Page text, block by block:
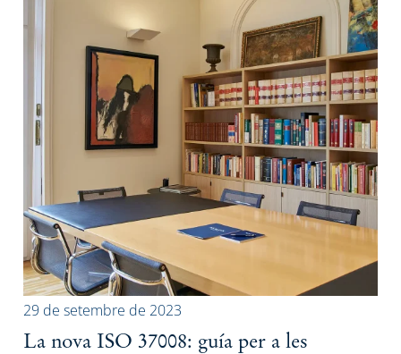
29 de setembre de 2023
La nova ISO 37008: guía per a les